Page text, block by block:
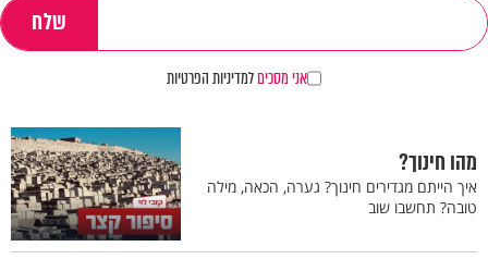
אני מסכיםלמדיניות הפרטיות
מהו חינוך?
איך הייתם מגדירים חינוך? גערה, הכאה, מילה
טובה? תחשבו שוב